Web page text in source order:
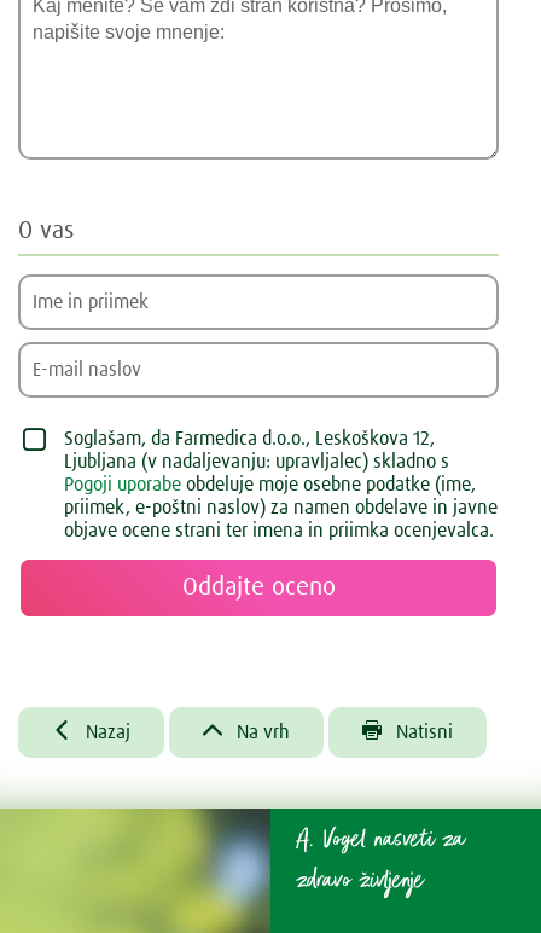
O vas
Soglašam, da Farmedica d.o.o., Leskoškova 12,
Ljubljana (v nadaljevanju: upravljalec) skladno s
Pogoji uporabeobdeluje moje osebne podatke (ime,
priimek, e-poštni naslov) za namen obdelave in javne
objave ocene strani ter imena in priimka ocenjevalca.
 Nazaj  Na vrh  Natisni
A. Vogel nasveti za
zdravo življenje